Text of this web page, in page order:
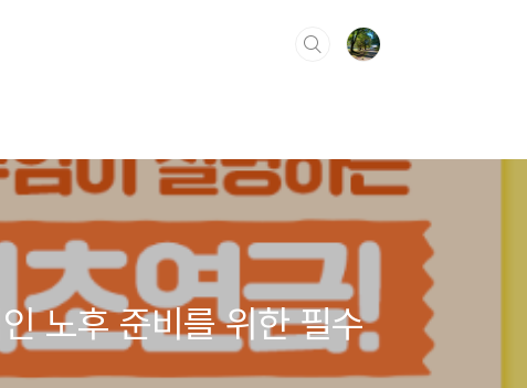
노후 준비를 위한 필수